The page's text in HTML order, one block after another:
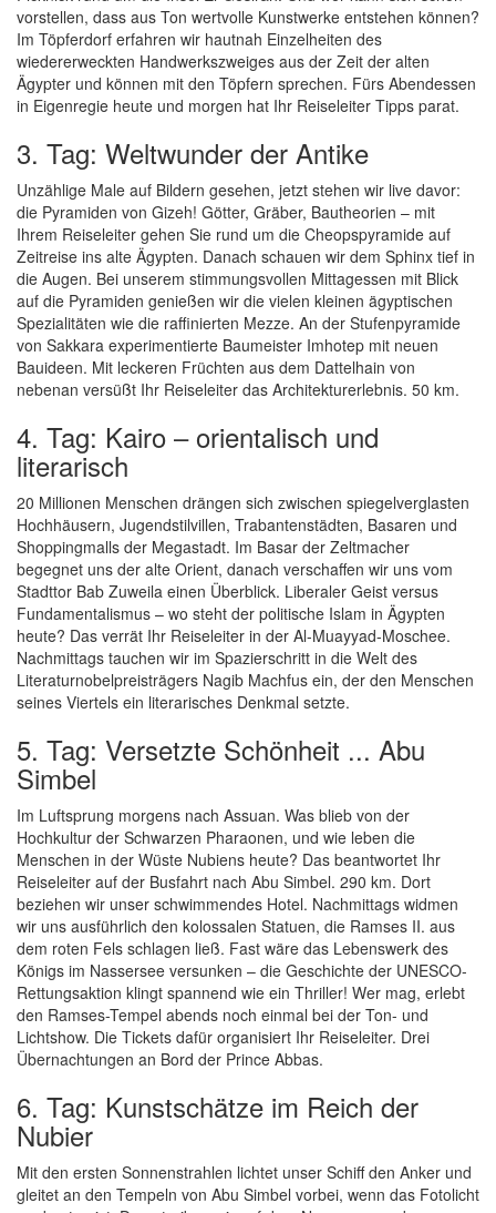
vorstellen, dass aus Ton wertvolle Kunstwerke entstehen können?
Im Töpferdorf erfahren wir hautnah Einzelheiten des
wiedererweckten Handwerkszweiges aus der Zeit der alten
Ägypter und können mit den Töpfern sprechen. Fürs Abendessen
in Eigenregie heute und morgen hat Ihr Reiseleiter Tipps parat.
3. Tag: Weltwunder der Antike
Unzählige Male auf Bildern gesehen, jetzt stehen wir live davor:
die Pyramiden von Gizeh! Götter, Gräber, Bautheorien – mit
Ihrem Reiseleiter gehen Sie rund um die Cheopspyramide auf
Zeitreise ins alte Ägypten. Danach schauen wir dem Sphinx tief in
die Augen. Bei unserem stimmungsvollen Mittagessen mit Blick
auf die Pyramiden genießen wir die vielen kleinen ägyptischen
Spezialitäten wie die raffinierten Mezze. An der Stufenpyramide
von Sakkara experimentierte Baumeister Imhotep mit neuen
Bauideen. Mit leckeren Früchten aus dem Dattelhain von
nebenan versüßt Ihr Reiseleiter das Architekturerlebnis. 50 km.
4. Tag: Kairo – orientalisch und
literarisch
20 Millionen Menschen drängen sich zwischen spiegelverglasten
Hochhäusern, Jugendstilvillen, Trabantenstädten, Basaren und
Shoppingmalls der Megastadt. Im Basar der Zeltmacher
begegnet uns der alte Orient, danach verschaffen wir uns vom
Stadttor Bab Zuweila einen Überblick. Liberaler Geist versus
Fundamentalismus – wo steht der politische Islam in Ägypten
heute? Das verrät Ihr Reiseleiter in der Al-Muayyad-Moschee.
Nachmittags tauchen wir im Spazierschritt in die Welt des
Literaturnobelpreisträgers Nagib Machfus ein, der den Menschen
seines Viertels ein literarisches Denkmal setzte.
5. Tag: Versetzte Schönheit ... Abu
Simbel
Im Luftsprung morgens nach Assuan. Was blieb von der
Hochkultur der Schwarzen Pharaonen, und wie leben die
Menschen in der Wüste Nubiens heute? Das beantwortet Ihr
Reiseleiter auf der Busfahrt nach Abu Simbel. 290 km. Dort
beziehen wir unser schwimmendes Hotel. Nachmittags widmen
wir uns ausführlich den kolossalen Statuen, die Ramses II. aus
dem roten Fels schlagen ließ. Fast wäre das Lebenswerk des
Königs im Nassersee versunken – die Geschichte der UNESCO-
Rettungsaktion klingt spannend wie ein Thriller! Wer mag, erlebt
den Ramses-Tempel abends noch einmal bei der Ton- und
Lichtshow. Die Tickets dafür organisiert Ihr Reiseleiter. Drei
Übernachtungen an Bord der Prince Abbas.
6. Tag: Kunstschätze im Reich der
Nubier
Mit den ersten Sonnenstrahlen lichtet unser Schiff den Anker und
gleitet an den Tempeln von Abu Simbel vorbei, wenn das Fotolicht